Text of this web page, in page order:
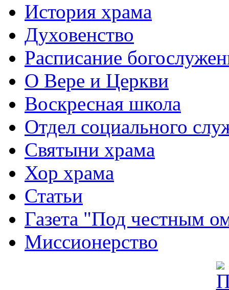
История храма
Духовенство
Расписание
О Вере и Церкви
Воскресная школа
Отдел социального
Святыни храма
Хор храма
Статьи
Газета "Под честным
Миссионерство